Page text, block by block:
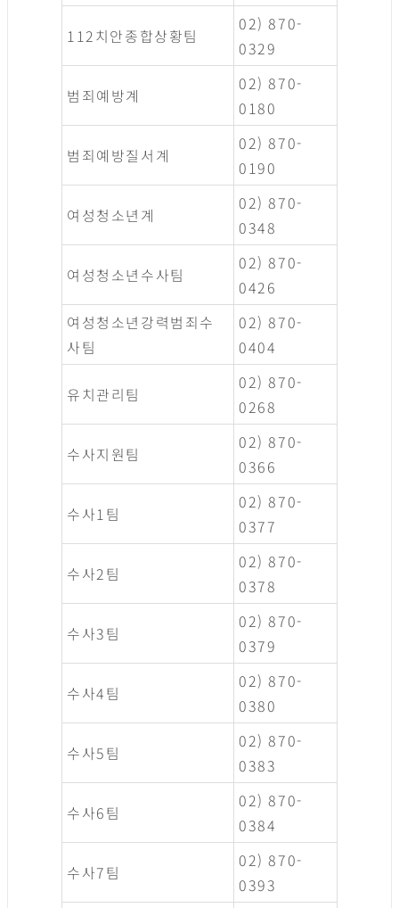
112치안종합상황팀
02) 870-
0329
범죄예방계
02) 870-
0180
범죄예방질서계
02) 870-
0190
여성청소년계
02) 870-
0348
여성청소년수사팀
02) 870-
0426
여성청소년강력범죄수
사팀
02) 870-
0404
유치관리팀
02) 870-
0268
수사지원팀
02) 870-
0366
수사1팀
02) 870-
0377
수사2팀
02) 870-
0378
수사3팀
02) 870-
0379
수사4팀
02) 870-
0380
수사5팀
02) 870-
0383
수사6팀
02) 870-
0384
수사7팀
02) 870-
0393